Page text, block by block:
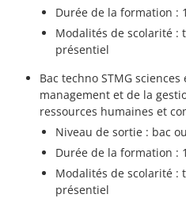
Durée de la formation :
Modalités de scolarité :
présentiel
Bac techno STMG
management et de la
ressources humaines et
Niveau de sortie : bac
Durée de la formation :
Modalités de scolarité :
présentiel